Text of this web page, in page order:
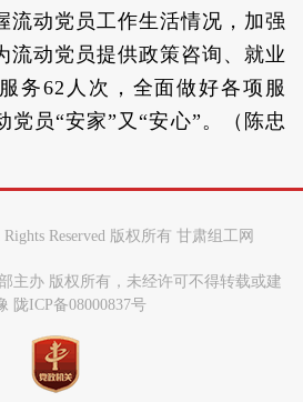
流动党员工作生活情况，加强
流动党员提供政策咨询、就业
务62人次，全面做好各项服
党员“安家”又“安心”。（陈忠
Rights Reserved 版权所有 甘肃组工网
主办 版权所有，未经许可不得转载或建
陇ICP备08000837号